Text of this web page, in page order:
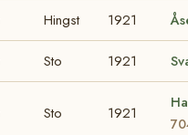
Hingst 1921
Sto 1921
Sto 1921